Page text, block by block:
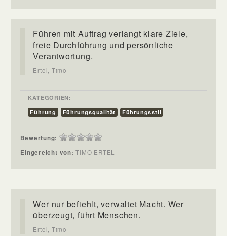
Führen mit Auftrag verlangt klare Ziele,
freie Durchführung und persönliche
Verantwortung.
Ertel, Timo
KATEGORIEN:
Führung
Führungsqualität Führungsstil
Bewertung:
Eingereicht von:TIMO ERTEL
Wer nur befiehlt, verwaltet Macht. Wer
überzeugt, führt Menschen.
Ertel, Timo